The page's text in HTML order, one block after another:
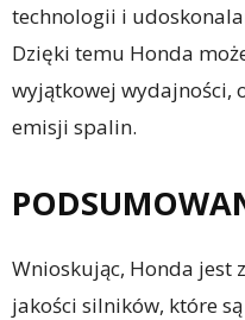
technologii i
Dzięki temu Honda
wyjątkowej wydajności,
emisji spalin.
Wnioskując, Honda jest
jakości silników, które